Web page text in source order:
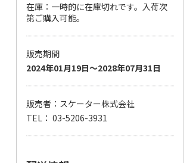
在庫：一時的に在庫切れです。入荷次
第ご購入可能。
販売期間
2024年01月19日～2028年07月31日
販売者：スケーター株式会社
TEL： 03-5206-3931